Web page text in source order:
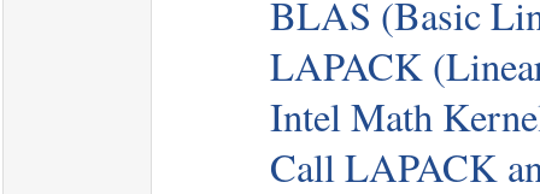
BLAS (Basic
LAPACK
Intel Math
Call LAPACK